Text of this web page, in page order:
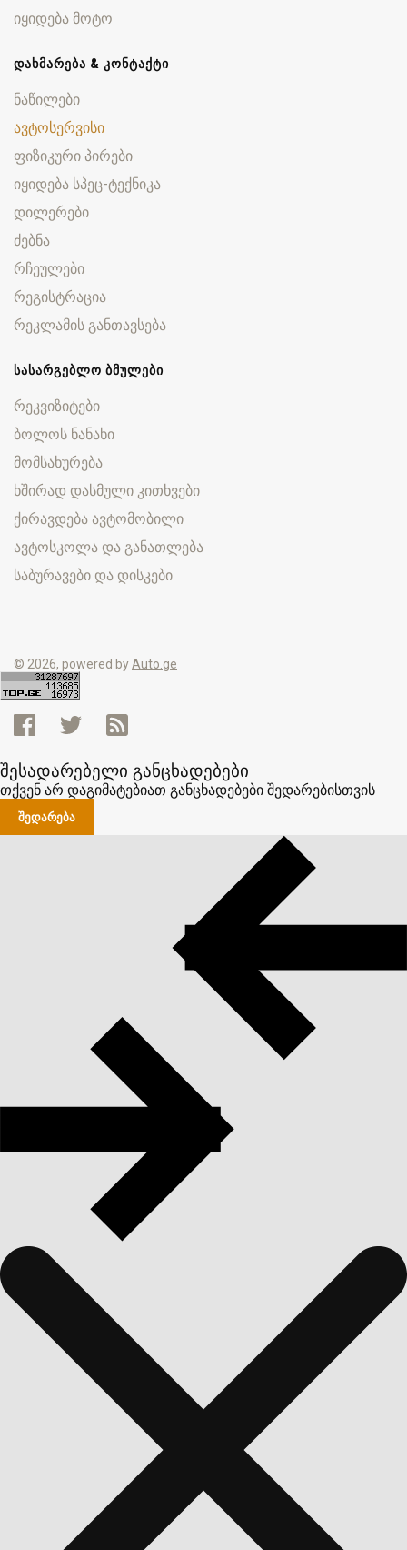
იყიდება მოტო
ᲓᲐᲮᲛᲐᲠᲔᲑᲐ & ᲙᲝᲜᲢᲐᲥᲢᲘ
ნაწილები
ავტოსერვისი
ფიზიკური პირები
იყიდება სპეც-ტექნიკა
დილერები
ძებნა
რჩეულები
რეგისტრაცია
რეკლამის განთავსება
ᲡᲐᲡᲐᲠᲒᲔᲑᲚᲝ ᲑᲛᲣᲚᲔᲑᲘ
რეკვიზიტები
ბოლოს ნანახი
მომსახურება
ხშირად დასმული კითხვები
ქირავდება ავტომობილი
ავტოსკოლა და განათლება
საბურავები და დისკები
© 2026, powered byAuto.ge
შესადარებელი განცხადებები
თქვენ არ დაგიმატებიათ განცხადებები შედარებისთვის
ᲨᲔᲓᲐᲠᲔᲑᲐ